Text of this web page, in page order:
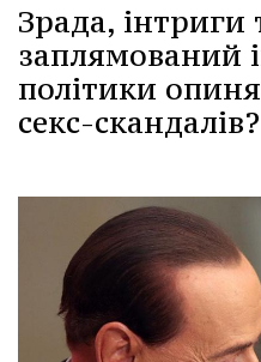
Зрада, інтриги
заплямований
політики
секс-скандалів?